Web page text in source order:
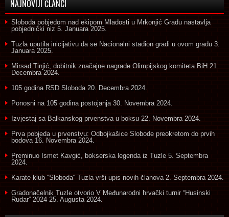
NAJNOVIJI ČLANCI
Sloboda pobjedom nad ekipom Mladosti u Mrkonjić Gradu nastavlja
pobjednički niz 5. Januara 2025.
Tuzla uputila inicijativu da se Nacionalni stadion gradi u ovom gradu 3.
Januara 2025.
Mirsad Tinjić, dobitnik značajne nagrade Olimpijskog komiteta BiH 21.
Decembra 2024.
105 godina RSD Sloboda 20. Decembra 2024.
Ponosni na 105 godina postojanja 30. Novembra 2024.
Izvjestaj sa Balkanskog prvenstva u boksu 22. Novembra 2024.
Prva pobjeda u prvenstvu: Odbojkašice Slobode preokretom do prvih
bodova 16. Novembra 2024.
Preminuo Ismet Kavgić, bokserska legenda iz Tuzle 5. Septembra
2024.
Karate klub ˝Sloboda˝ Tuzla vrši upis novih članova 2. Septembra 2024.
Gradonačelnik Tuzle otvorio V Međunarodni hrvački turnir “Husinski
Rudar” 2024 25. Augusta 2024.